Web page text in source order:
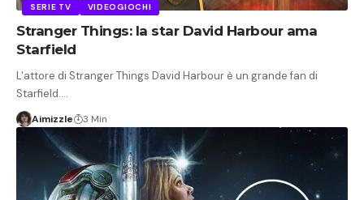
SERIE TV VIDEOGIOCHI
Stranger Things: la star David Harbour ama
Starfield
L'attore di Stranger Things David Harbour è un grande fan di
Starfield.…
Aimizzle 3 Min